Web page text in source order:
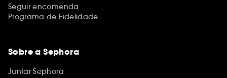
Seguir encomenda
Programa de Fidelidade
Sobre a Sephora
Juntar Sephora